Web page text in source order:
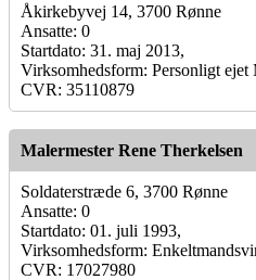
Åkirkebyvej 14, 3700 Rønne
Ansatte: 0
Startdato: 31. maj 2013,
Virksomhedsform: Personligt
CVR: 35110879
Malermester Rene Therkelsen
Soldaterstræde 6, 3700 Rønne
Ansatte: 0
Startdato: 01. juli 1993,
Virksomhedsform:
CVR: 17027980